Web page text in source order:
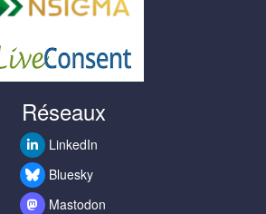
Réseaux
LinkedIn
Bluesky
Mastodon